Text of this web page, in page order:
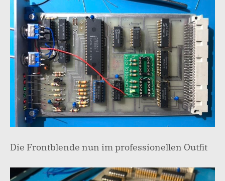
Die Frontblende nun im professionellen Outfit